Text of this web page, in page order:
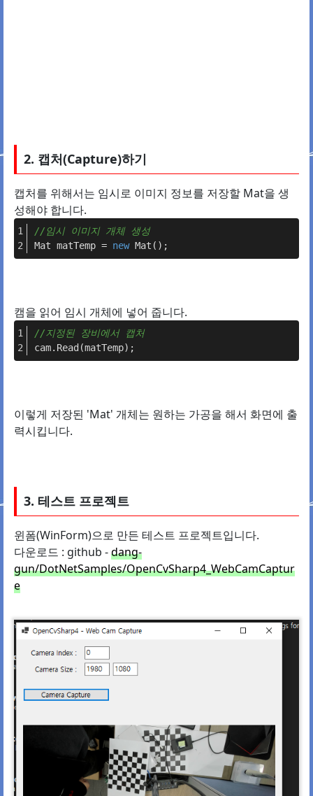
2. 캡처(Capture)하기
캡처를 위해서는 임시로 이미지 정보를 저장할 Mat을 생
성해야 합니다.
//임시 이미지 개체 생성
Mat matTemp = new Mat();
캠을 읽어 임시 개체에 넣어 줍니다.
//지정된 장비에서 캡처
cam.Read(matTemp);
이렇게 저장된 'Mat' 개체는 원하는 가공을 해서 화면에 출
력시킵니다.
3. 테스트 프로젝트
윈폼(WinForm)으로 만든 테스트 프로젝트입니다.
다운로드 : github -dang-
gun/DotNetSamples/OpenCvSharp4_WebCamCaptur
e